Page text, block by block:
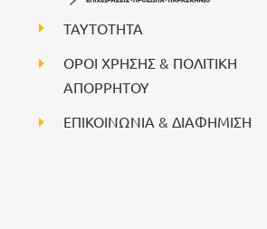
ΤΑΥΤΟΤΗΤΑ
ΟΡΟΙ ΧΡΗΣΗΣ & ΠΟΛΙΤΙΚΗ
ΑΠΟΡΡΗΤΟΥ
ΕΠΙΚΟΙΝΩΝΙΑ & ΔΙΑΦΗΜΙΣΗ